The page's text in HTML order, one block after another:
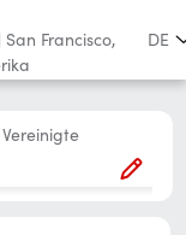
San Francisco,
DE